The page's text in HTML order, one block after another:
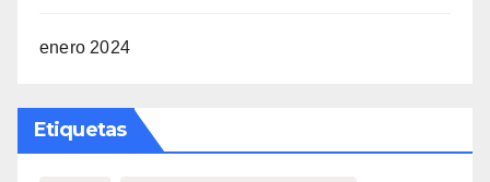
enero 2024
Etiquetas